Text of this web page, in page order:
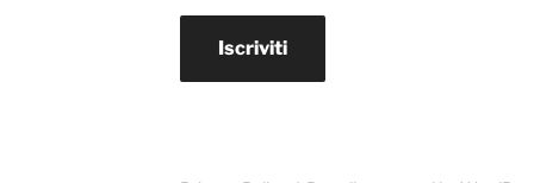
Iscriviti